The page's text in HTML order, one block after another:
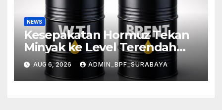
NEWS
Kesepakatan Hormuz Tekan
Minyak ke Level Terendah
Sebulan
AUG 6, 2026 ADMIN_BPF_SURABAYA